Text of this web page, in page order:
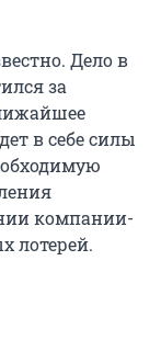
Дело в
за
в себе силы
компании-
лотерей.